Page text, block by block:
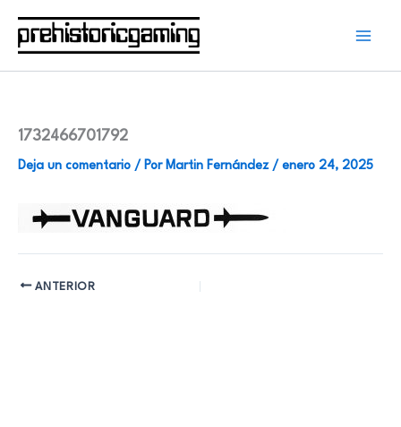
contenido
1732466701792
Deja un comentario / Por Martin Fernández / enero 24, 2025
ANTERIOR